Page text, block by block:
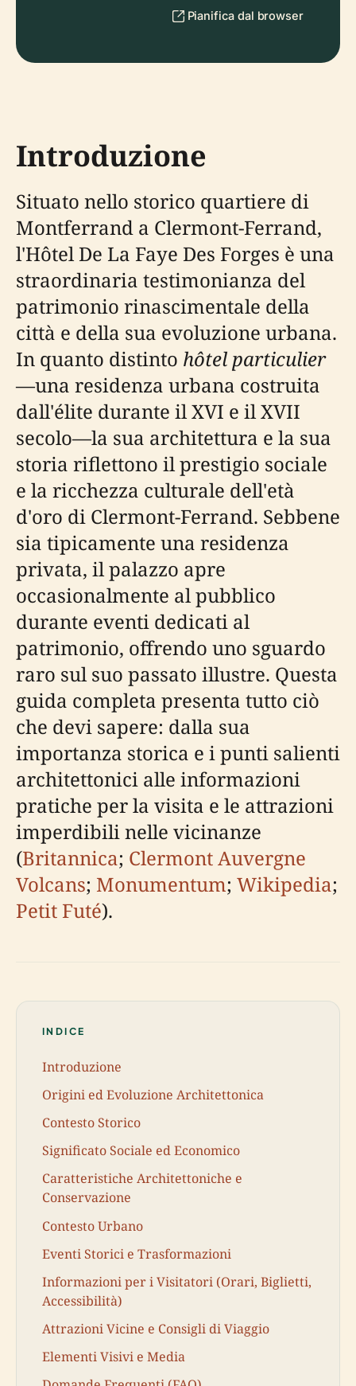
Pianifica dal browser
Introduzione
Situato nello storico quartiere di
Montferrand a Clermont-Ferrand,
l'Hôtel De La Faye Des Forges è una
straordinaria testimonianza del
patrimonio rinascimentale della
città e della sua evoluzione urbana.
In quanto distinto hôtel particulier
—una residenza urbana costruita
dall'élite durante il XVI e il XVII
secolo—la sua architettura e la sua
storia riflettono il prestigio sociale
e la ricchezza culturale dell'età
d'oro di Clermont-Ferrand. Sebbene
sia tipicamente una residenza
privata, il palazzo apre
occasionalmente al pubblico
durante eventi dedicati al
patrimonio, offrendo uno sguardo
raro sul suo passato illustre. Questa
guida completa presenta tutto ciò
che devi sapere: dalla sua
importanza storica e i punti salienti
architettonici alle informazioni
pratiche per la visita e le attrazioni
imperdibili nelle vicinanze
(Britannica; Clermont Auvergne
Volcans; Monumentum; Wikipedia;
Petit Futé).
INDICE
Introduzione
Origini ed Evoluzione Architettonica
Contesto Storico
Significato Sociale ed Economico
Caratteristiche Architettoniche e
Conservazione
Contesto Urbano
Eventi Storici e Trasformazioni
Informazioni per i Visitatori (Orari, Biglietti,
Accessibilità)
Attrazioni Vicine e Consigli di Viaggio
Elementi Visivi e Media